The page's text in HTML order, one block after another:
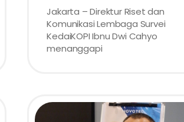
Jakarta – Direktur Riset dan
Komunikasi Lembaga Survei
KedaiKOPI Ibnu Dwi Cahyo
menanggapi